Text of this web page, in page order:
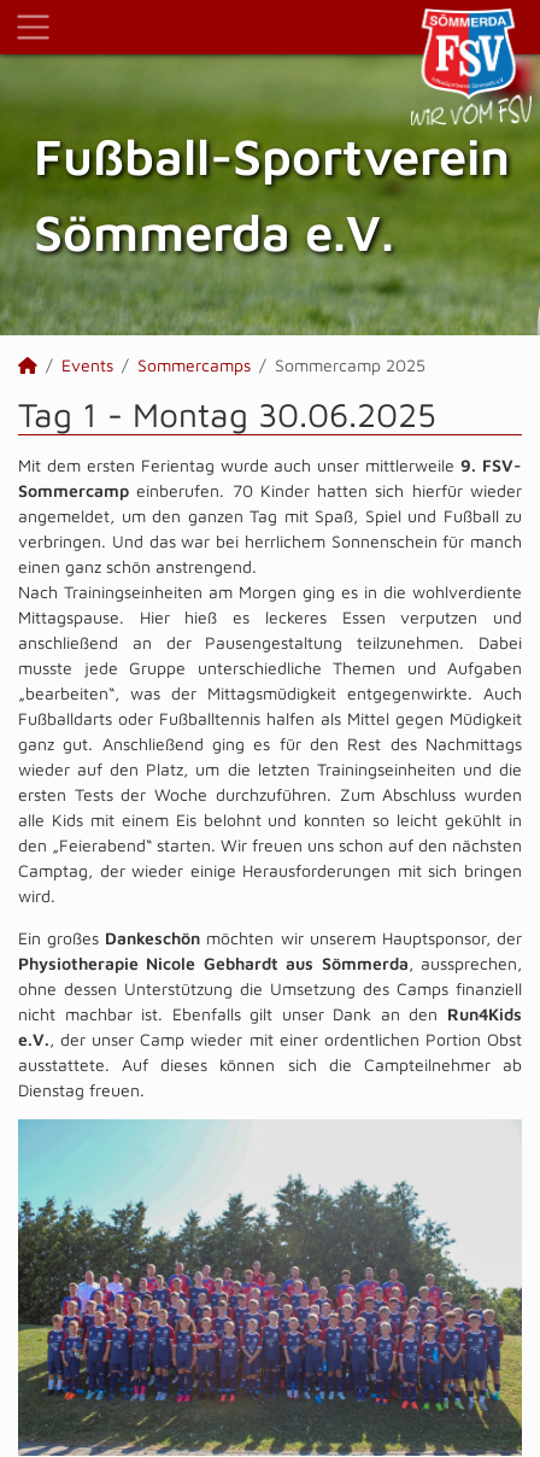
Fußball-Sportverein
Sömmerda e.V.
Events Sommercamps Sommercamp 2025
Tag 1 - Montag 30.06.2025
Mit dem ersten Ferientag wurde auch unser mittlerweile9. FSV-
Sommercampeinberufen. 70 Kinder hatten sich hierfür wieder
angemeldet, um den ganzen Tag mit Spaß, Spiel und Fußball zu
verbringen. Und das war bei herrlichem Sonnenschein für manch
einen ganz schön anstrengend.
Nach Trainingseinheiten am Morgen ging es in die wohlverdiente
Mittagspause. Hier hieß es leckeres Essen verputzen und
anschließend an der Pausengestaltung teilzunehmen. Dabei
musste jede Gruppe unterschiedliche Themen und Aufgaben
„bearbeiten“, was der Mittagsmüdigkeit entgegenwirkte. Auch
Fußballdarts oder Fußballtennis halfen als Mittel gegen Müdigkeit
ganz gut. Anschließend ging es für den Rest des Nachmittags
wieder auf den Platz, um die letzten Trainingseinheiten und die
ersten Tests der Woche durchzuführen. Zum Abschluss wurden
alle Kids mit einem Eis belohnt und konnten so leicht gekühlt in
den „Feierabend“ starten. Wir freuen uns schon auf den nächsten
Camptag, der wieder einige Herausforderungen mit sich bringen
wird.
Ein großes Dankeschön möchten wir unserem Hauptsponsor, der
Physiotherapie Nicole Gebhardt aus Sömmerda, aussprechen,
ohne dessen Unterstützung die Umsetzung des Camps finanziell
nicht machbar ist. Ebenfalls gilt unser Dank an den Run4Kids
e.V., der unser Camp wieder mit einer ordentlichen Portion Obst
ausstattete. Auf dieses können sich die Campteilnehmer ab
Dienstag freuen.